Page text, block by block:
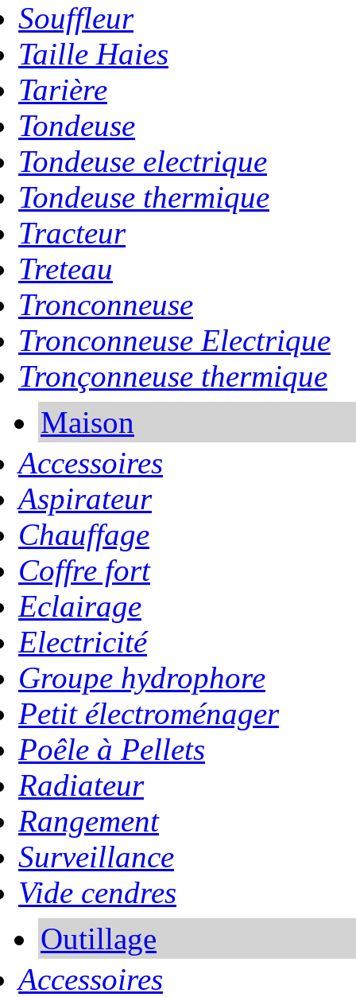
Souffleur
Taille Haies
Tarière
Tondeuse
Tondeuse electrique
Tondeuse thermique
Tracteur
Treteau
Tronconneuse
Tronconneuse Electrique
Tronçonneuse thermique
Maison
Accessoires
Aspirateur
Chauffage
Coffre fort
Eclairage
Electricité
Groupe hydrophore
Petit électroménager
Poêle à Pellets
Radiateur
Rangement
Surveillance
Vide cendres
Outillage
Accessoires